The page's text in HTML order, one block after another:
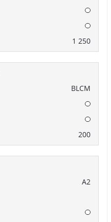
Опции
Опции
1 250
BLCM
Опции
Опции
200
A2
Опции